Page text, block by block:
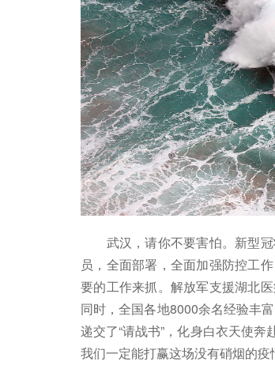
武汉，请你不要害怕。新型冠
员，全面部署，全面加强防控工
要的工作来抓。解放军支援湖北
同时，全国各地8000余名经验丰
递交了“请战书”，化身白衣天使
我们一定能打赢这场没有硝烟的疫